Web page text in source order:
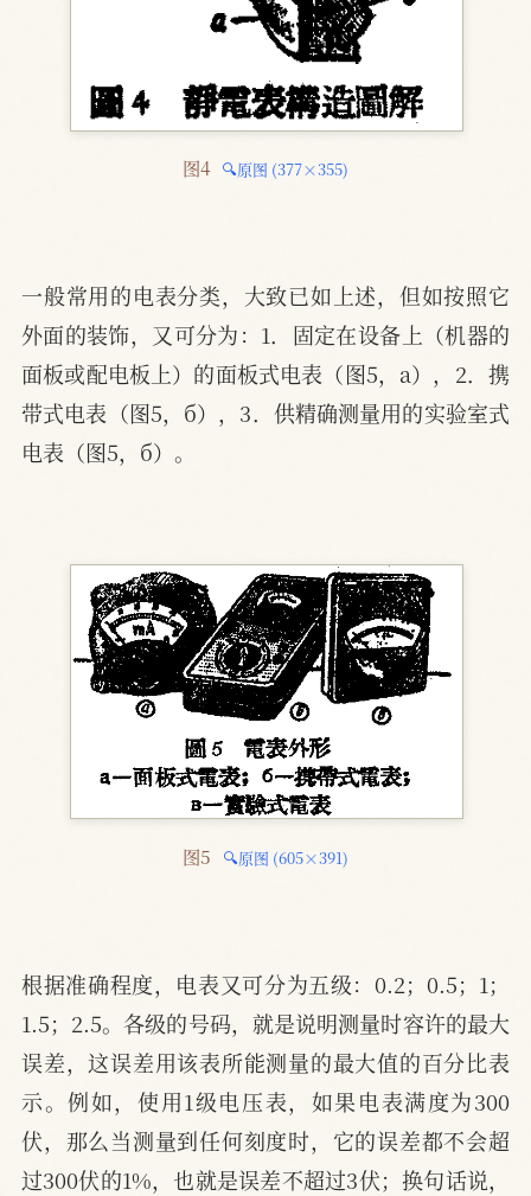
图4 🔍原图 (377×355)
一般常用的电表分类，大致已如上述，但如按照它
外面的装饰，又可分为：1．固定在设备上（机器的
面板或配电板上）的面板式电表（图5，a），2．携
带式电表（图5，б），3．供精确测量用的实验室式
电表（图5，б）。
图5 🔍原图 (605×391)
根据准确程度，电表又可分为五级：0.2；0.5；1；
1.5；2.5。各级的号码，就是说明测量时容许的最大
误差，这误差用该表所能测量的最大值的百分比表
示。例如，使用1级电压表，如果电表满度为300
伏，那么当测量到任何刻度时，它的误差都不会超
过300伏的1%，也就是误差不超过3伏；换句话说，